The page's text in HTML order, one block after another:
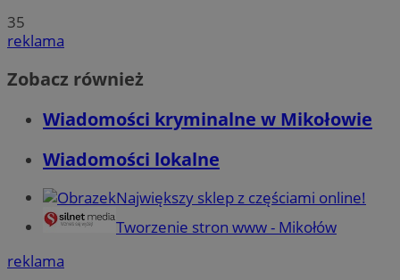
35
reklama
Zobacz również
Wiadomości kryminalne w Mikołowie
Wiadomości lokalne
Największy sklep z częściami online!
Tworzenie stron www - Mikołów
reklama